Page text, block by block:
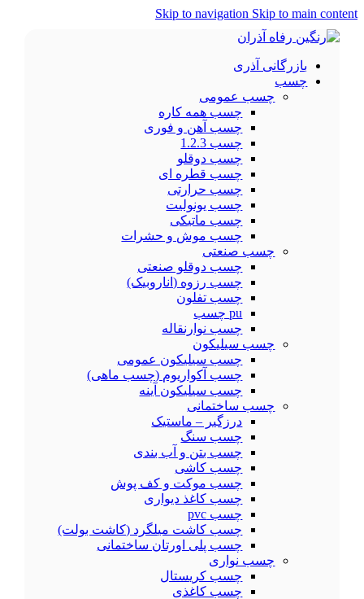
Skip to navigation Skip to main content
بازرگانی آذری
چسب
چسب عمومی
چسب همه کاره
چسب آهن و فوری
چسب 1.2.3
چسب دوقلو
چسب قطره ای
چسب حرارتی
چسب یونولیت
چسب ماتیکی
چسب موش و حشرات
چسب صنعتی
چسب دوقلو صنعتی
چسب رزوه (اناروبیک)
چسب تفلون
pu چسب
چسب نوارنقاله
چسب سیلیکون
چسب سیلیکون عمومی
چسب آکواریوم (چسب ماهی)
چسب سیلیکون آینه
چسب ساختمانی
درزگیر – ماستیک
چسب سنگ
چسب بتن و آب بندی
چسب کاشی
چسب موکت و کف پوش
چسب کاغذ دیواری
چسب pvc
چسب کاشت میلگرد (کاشت بولت)
چسب پلی اورتان ساختمانی
چسب نواری
چسب کریستال
چسب کاغذی